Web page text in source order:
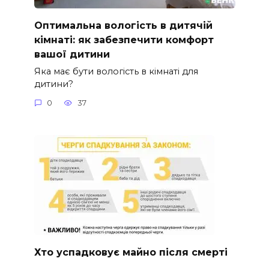
Оптимальна вологість в дитячій
кімнаті: як забезпечити комфорт
вашої дитини
Яка має бути вологість в кімнаті для
дитини?
0 37
Хто успадковує майно після смерті